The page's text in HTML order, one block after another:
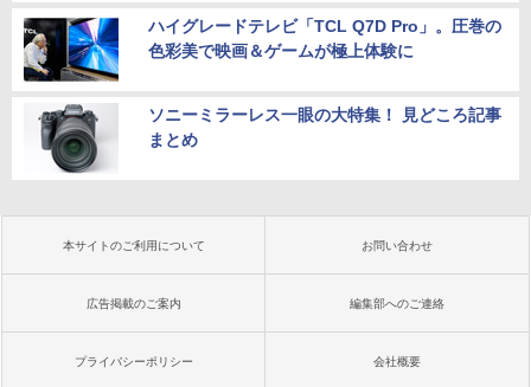
ハイグレードテレビ「TCL Q7D Pro」。圧巻の
色彩美で映画＆ゲームが極上体験に
ソニーミラーレス一眼の大特集！ 見どころ記事
まとめ
本サイトのご利用について お問い合わせ
広告掲載のご案内 編集部へのご連絡
プライバシーポリシー 会社概要